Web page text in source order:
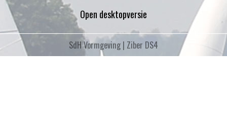
Open desktopversie
SdH Vormgeving | Ziber DS4